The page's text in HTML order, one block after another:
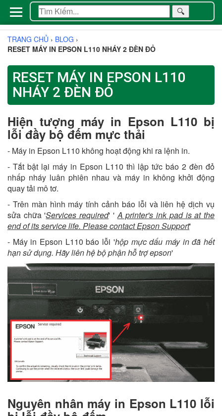
🔍
TRANG CHỦ › BLOG ›
RESET MÁY IN EPSON L110 NHÁY 2 ĐÈN ĐỎ
RESET MÁY IN EPSON L110
NHÁY 2 ĐÈN ĐỎ
Hiện tượng máy in Epson L110 bị
lỗi đầy bộ đếm mực thải
- Máy in Epson L110 không hoạt động khi ra lệnh in.
- Tắt bật lại máy in Epson L110 thì lập tức báo 2 đèn đỏ
nhấp nháy luân phiên nhau và máy in không khởi động
quay tải mô tơ.
- Trên màn hình máy tính cảnh báo lỗi và liên hệ dịch vụ
sửa chữa 'Services required' 'A printer's ink pad is at the
end of its service life. Please contact Epson Support'
- Máy in Epson L110 báo lỗi 'hộp mực dấu máy in đã hết
hạn sử dụng. Hãy liên hệ bộ phận hỗ trợ epson'
Nguyên nhân máy in Epson L110 lỗi